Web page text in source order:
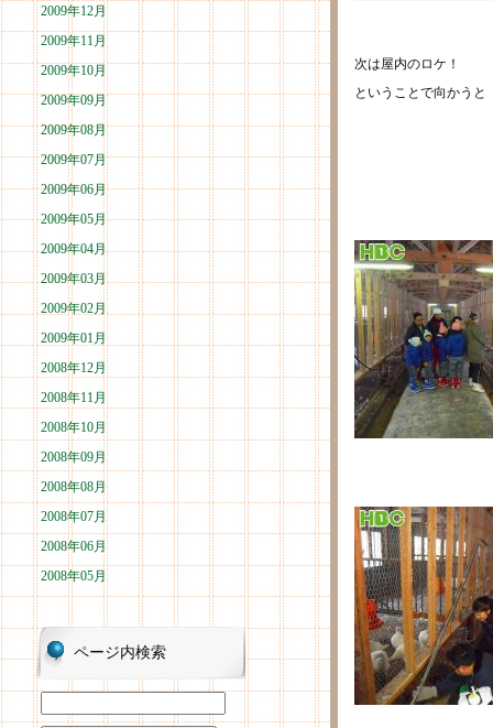
2009年12月
2009年11月
2009年10月
2009年09月
2009年08月
2009年07月
2009年06月
2009年05月
2009年04月
2009年03月
2009年02月
2009年01月
2008年12月
2008年11月
2008年10月
2008年09月
2008年08月
2008年07月
2008年06月
2008年05月
ページ内検索
次は屋内のロケ！
ということで向かうと